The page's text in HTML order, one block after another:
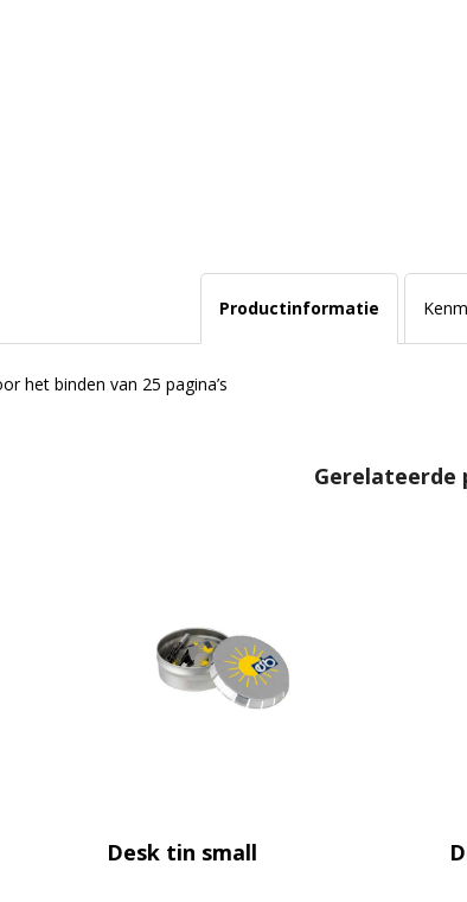
Productinformatie
het binden van 25 pagina’s
Gerelateerde
Desk tin small